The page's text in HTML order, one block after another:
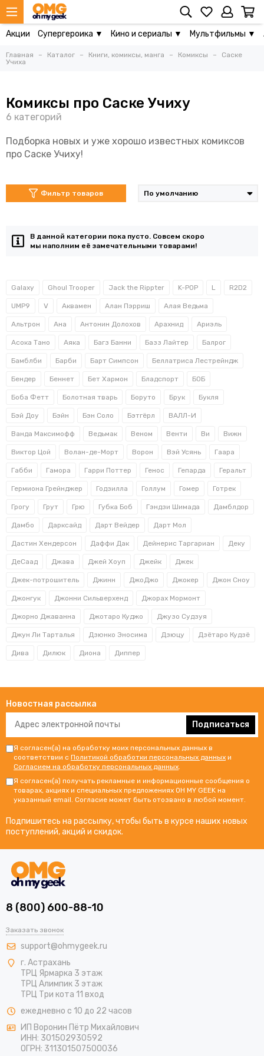
Акции Супергероика ▼ Кино и сериалы ▼ Мультфильмы ▼
Главная Каталог Книги, комиксы, манга Комиксы
Саске
Учиха
Комиксы про Саске Учиху
Подборка новых и уже хорошо известных комиксов
про Саске Учиху!
Фильтр товаров
В данной категории пока пусто. Совсем скоро
мы наполним её замечательными товарами!
Galaxy Ghoul Trooper Jack the Rippter K-POP L R2D2
UMP9 V Аквамен Алан Пэрриш Алая Ведьма
Альтрон Ана Антонин Долохов Арахнид Ариэль
Асока Тано Аяка Багз Банни Базз Лайтер Балрог
Бамблби Барби Барт Симпсон Беллатриса Лестрейндж
Бендер Беннет Бет Хармон Бладспорт БОБ
Боба Фетт Болотная тварь Боруто Брук Букля
Бэй Доу Бэйн Бэн Соло Бэтгёрл ВАЛЛ-И
Ванда Максимофф Ведьмак Веном Венти Ви Вижн
Виктор Цой Волан-де-Морт Ворон Вэй Усянь Гаара
Габби Гамора Гарри Поттер Генос Гепарда Геральт
Гермиона Грейнджер Годзилла Голлум Гомер Готрек
Грогу Грут Грю Губка Боб Гэндзи Шимада Дамблдор
Дамбо Дарксайд Дарт Вейдер Дарт Мол
Дастин Хендерсон Даффи Дак Дейнерис Таргариан Деку
ДеСаад Джава Джей Хоуп Джейк Джек
Джек-потрошитель Джинн ДжоДжо Джокер Джон Сноу
Джонгук Джонни Сильверхенд Джорах Мормонт
Джорно Джаванна Джотаро Куджо Джузо Судзуя
Джун Ли Тарталья Дзюнко Эносима Дзюцу Дзётаро Кудзё
Дива Дилюк Диона Диппер
Новостная рассылка
Подписаться
Я согласен(а) на обработку моих персональных данных в
соответствии с Политикой обработки персональных данных и
Согласием на обработку персональных данных.
Я согласен(а) получать рекламные и информационные сообщения о
товарах, акциях и специальных предложениях OH MY GEEK на
указанный email. Согласие может быть отозвано в любой момент.
Подпишитесь на рассылку, чтобы быть в курсе наших новых
поступлений, акций и скидок.
8 (800) 600-88-10
Заказать звонок
support@ohmygeek.ru
г. Астрахань
ТРЦ Ярмарка 3 этаж
ТРЦ Алимпик 3 этаж
ТРЦ Три кота 11 вход
ежедневно с 10 до 22 часов
ИП Воронин Пётр Михайлович
ИНН: 301502930592
ОГРН: 311301507500036